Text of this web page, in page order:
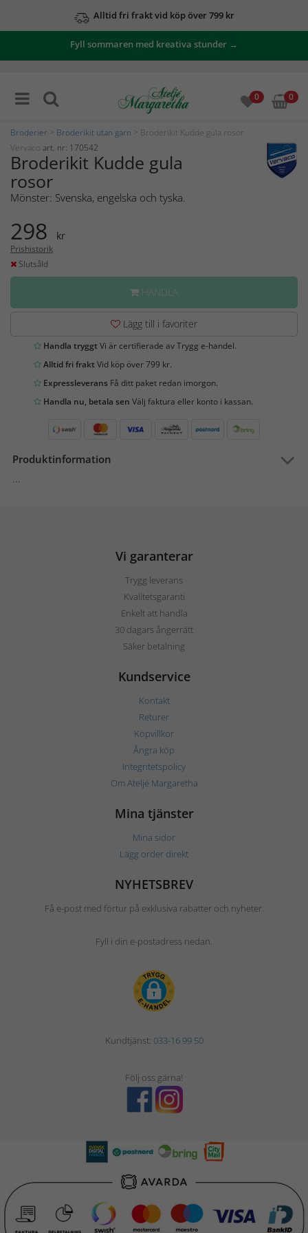
Alltid fri frakt vid köp över 799 kr
Fyll sommaren med kreativa stunder →
0 0
Broderier Broderikit utan garn > Broderikit Kudde gula rosor
Vervaco art. nr: 170542
Broderikit Kudde gula
rosor
Mönster: Svenska, engelska och tyska.
298 kr
Prishistorik
Slutsåld
HANDLA
Lägg till i favoriter
Handla tryggtVi är certifierade av Trygg e-handel.
Alltid fri fraktVid köp över 799 kr.
Expressleverans Få ditt paket redan imorgon.
Handla nu, betala sen Välj faktura eller konto i kassan.
Produktinformation
...
Vi garanterar
Trygg leverans
Kvalitetsgaranti
Enkelt att handla
30 dagars ångerrätt
Säker betalning
Kundservice
Kontakt
Returer
Köpvillkor
Ångra köp
Integritetspolicy
Om Ateljé Margaretha
Mina tjänster
Mina sidor
Lägg order direkt
NYHETSBREV
Få e-post med förtur på exklusiva rabatter och nyheter.
Fyll i din e-postadress nedan.
Kundtjänst: 033-16 99 50
Följ oss gärna!